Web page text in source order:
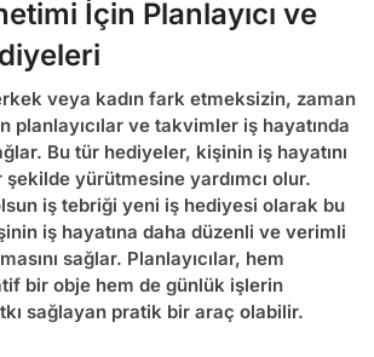
İçin Planlayıcı ve
veya kadın fark etmeksizin, zaman
planlayıcılar ve takvimler iş hayatında
Bu tür hediyeler, kişinin iş hayatını
yürütmesine yardımcı olur.
iş tebriği yeni iş hediyesi olarak bu
iş hayatına daha düzenli ve verimli
sağlar. Planlayıcılar, hem
bir obje hem de günlük işlerin
sağlayan pratik bir araç olabilir.